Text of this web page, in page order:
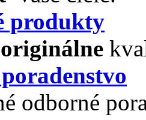
produkty
originálne
odborné